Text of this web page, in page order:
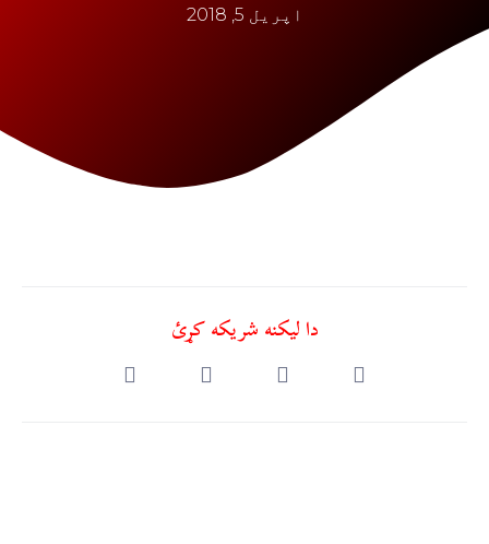
اپریل 5, 2018
دا ليکنه شريکه کړئ